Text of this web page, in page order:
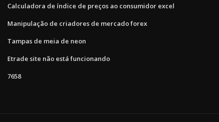
Calculadora de índice de preços ao consumidor excel
Manipulação de criadores de mercado forex
Tampas de meia de neon
Etrade site não está funcionando
7658